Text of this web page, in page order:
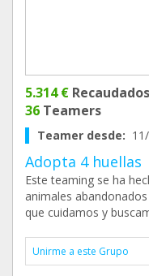
5.314 € Recaudados
36 Teamers
Teamer desde:
Adopta 4 huellas
Este teaming se ha
animales
que cuidamos y
Unirme a este Grupo